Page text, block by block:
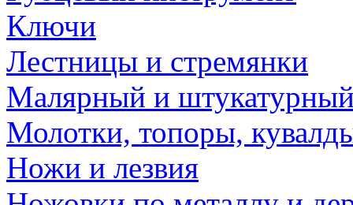
Ключи
Лестницы и стремянки
Малярный и
Молотки, топоры,
Ножи и лезвия